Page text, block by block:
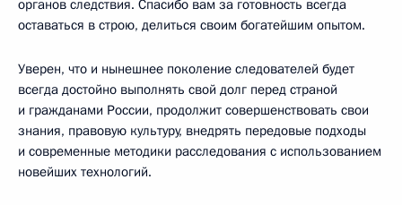
органов следствия. Спасибо вам за готовность всегда
оставаться в строю, делиться своим богатейшим опытом.
Уверен, что и нынешнее поколение следователей будет
всегда достойно выполнять свой долг перед страной
и гражданами России, продолжит совершенствовать свои
знания, правовую культуру, внедрять передовые подходы
и современные методики расследования с использованием
новейших технологий.